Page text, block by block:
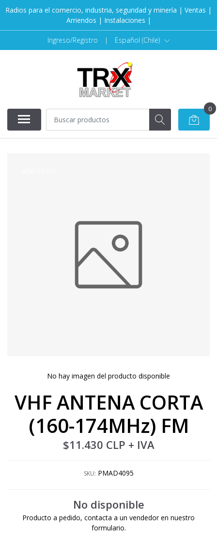
Radios para el comercio, industria, seguridad y minería | Ventas |
Arriendos | Instalaciones |
Ingreso/Registro | Español (Chile)
0
No hay imagen del producto disponible
VHF ANTENA CORTA
(160-174MHz) FM
$11.430 CLP + IVA
SKU: PMAD4095
No disponible
Producto a pedido, contacta a un vendedor en nuestro
formulario.